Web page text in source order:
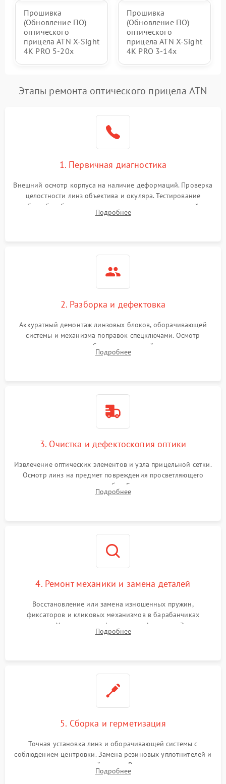
Прошивка
(Обновление ПО)
оптического
прицела ATN X-Sight
4K PRO 5-20x
Прошивка
(Обновление ПО)
оптического
прицела ATN X-Sight
4K PRO 3-14x
Этапы ремонта оптического прицела ATN
1. Первичная диагностика
Внешний осмотр корпуса на наличие деформаций. Проверка
целостности линз объектива и окуляра. Тестирование
работы барабанчиков ввода поправок, кольца отстройки
параллакса и зума. Выявление сколов, внутренних
Подробнее
2. Разборка и дефектовка
Аккуратный демонтаж линзовых блоков, оборачивающей
системы и механизма поправок спецключами. Осмотр
внутренних резьбовых соединений, пружин и
уплотнительных колец. Поиск причин люфта, смещения
Подробнее
3. Очистка и дефектоскопия оптики
Извлечение оптических элементов и узла прицельной сетки.
Осмотр линз на предмет повреждения просветляющего
покрытия или появления грибка. Бережная очистка стекол
спецрастворами. Проверка целостности гравированной
Подробнее
4. Ремонт механики и замена деталей
Восстановление или замена изношенных пружин,
фиксаторов и кликовых механизмов в барабанчиках
поправок. Устранение люфтов в трансфокаторе. Замена
поврежденных линз, разбитой сетки или восстановление
Подробнее
5. Сборка и герметизация
Точная установка линз и оборачивающей системы с
соблюдением центровки. Замена резиновых уплотнителей и
нанесение влагозащитной смазки. Вакуумирование корпуса
и заполнение его осушенным азотом или аргоном для
Подробнее